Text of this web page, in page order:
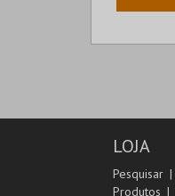
LOJA
Pesquisar
Produtos